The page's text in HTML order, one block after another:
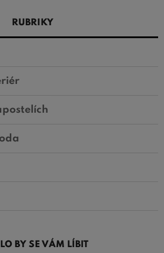
RUBRIKY
BY SE VÁM LÍBIT